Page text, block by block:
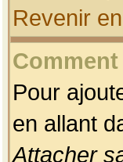
Revenir
Pour
en allant
Attacher